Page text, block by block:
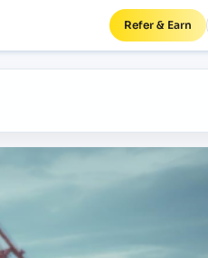
Refer & Earn